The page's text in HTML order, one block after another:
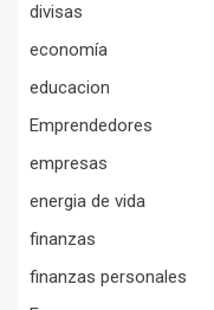
divisas
economía
educacion
Emprendedores
empresas
energia de vida
finanzas
finanzas personales